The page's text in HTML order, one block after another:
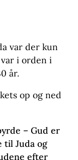
var der kun
i orden i
år.
op og ned
– Gud er
til Juda og
efter